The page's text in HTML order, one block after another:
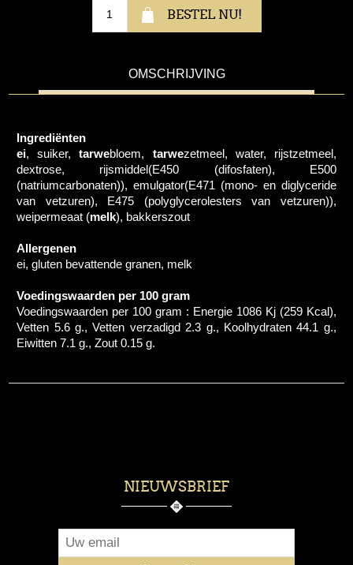
OMSCHRIJVING
Ingrediënten
ei, suiker,tarwebloem, tarwezetmeel, water, rijstzetmeel,
dextrose, rijsmiddel(E450 (difosfaten), E500
(natriumcarbonaten)), emulgator(E471 (mono- en diglyceride
van vetzuren), E475 (polyglycerolesters van vetzuren)),
weipermeaat (melk), bakkerszout
Allergenen
ei, gluten bevattende granen, melk
Voedingswaarden per 100 gram
Voedingswaarden per 100 gram : Energie 1086 Kj (259 Kcal),
Vetten 5.6 g., Vetten verzadigd 2.3 g., Koolhydraten 44.1 g.,
Eiwitten 7.1 g., Zout 0.15 g.
NIEUWSBRIEF